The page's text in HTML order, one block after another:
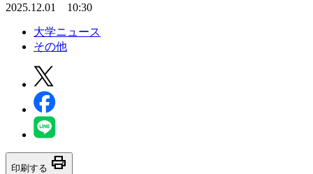
2025.12.01 10:30
大学ニュース
その他
印刷する print